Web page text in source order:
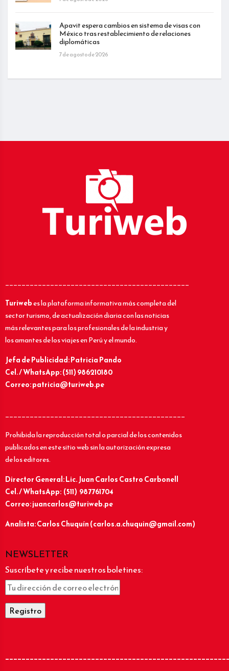
Apavit espera cambios en sistema de visas con
México tras restablecimiento de relaciones
diplomáticas
7 de agosto de 2026
_____________________________________________
Turiwebes la plataforma informativa más completa del
sector turismo, de actualización diaria con las noticias
más relevantes para los profesionales de la industria y
los amantes de los viajes en Perú y el mundo.
Jefa de Publicidad: Patricia Pando
Cel. / WhatsApp: (511) 986210180
Correo: patricia@turiweb.pe
____________________________________________
Prohibida la reproducción total o parcial de los contenidos
publicados en este sitio web sin la autorización expresa
de los editores.
Director General: Lic.Juan Carlos Castro Carbonell
Cel. / WhatsApp: (511) 987761704
Correo: juancarlos@turiweb.pe
Analista: Carlos Chuquín (carlos.a.chuquin@gmail.com)
NEWSLETTER
Suscríbete y recibe nuestros boletines: